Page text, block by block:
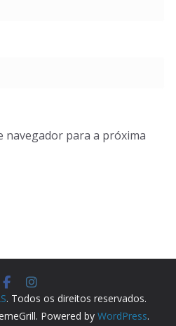
navegador para a próxima
. Todos os direitos reservados.
Powered by WordPress.